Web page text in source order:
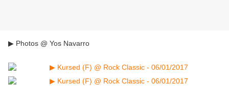
▶ Photos @ Yos Navarro